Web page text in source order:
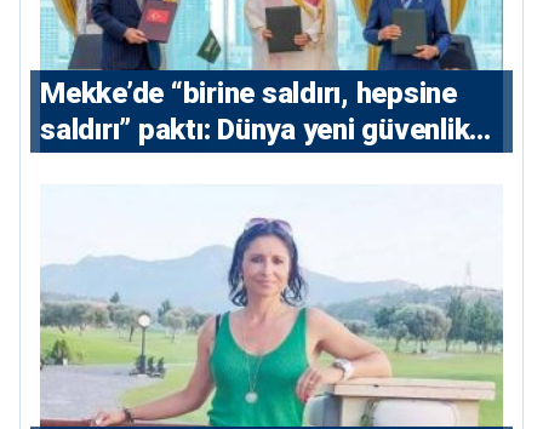
Mekke’de “birine saldırı, hepsine
saldırı” paktı: Dünya yeni güvenlik